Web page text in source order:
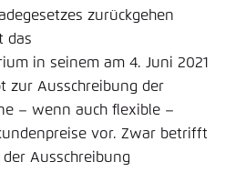
zurückgehen
das
in seinem am 4. Juni 2021
zur Ausschreibung der
– wenn auch flexible –
vor. Zwar betrifft
Ausschreibung